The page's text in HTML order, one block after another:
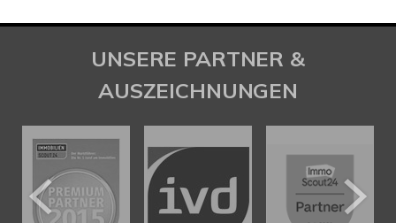
UNSERE PARTNER &
AUSZEICHNUNGEN